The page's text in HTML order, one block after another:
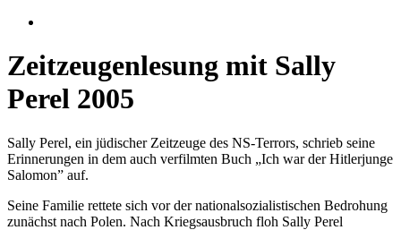
Zeitzeugenlesung mit Sally
Perel 2005
Sally Perel, ein jüdischer Zeitzeuge des NS-Terrors, schrieb seine
Erinnerungen in dem auch verfilmten Buch „Ich war der Hitlerjunge
Salomon” auf.
Seine Familie rettete sich vor der nationalsozialistischen Bedrohung
zunächst nach Polen. Nach Kriegsausbruch floh Sally Perel